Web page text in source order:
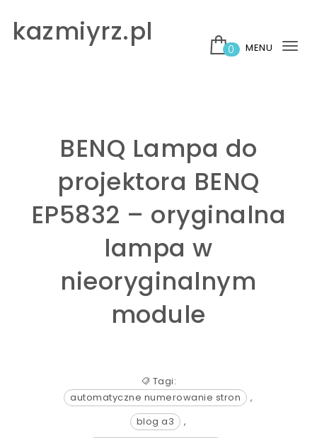
kazmiyrz.pl
0 MENU
BENQ Lampa do
projektora BENQ
EP5832 – oryginalna
lampa w
nieoryginalnym
module
Tagi:
automatyczne numerowanie stron
,
blog a3
,